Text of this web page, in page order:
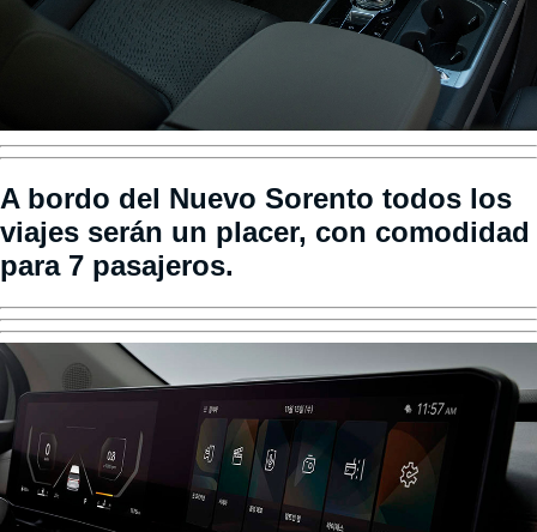
A bordo del Nuevo Sorento todos los
viajes serán un placer, con comodidad
para 7 pasajeros.